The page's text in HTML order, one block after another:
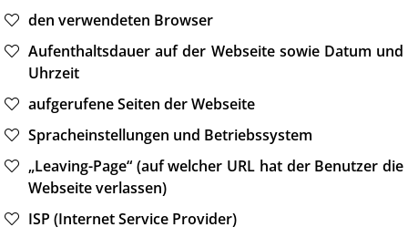
den verwendeten Browser
Aufenthaltsdauer auf der Webseite sowie Datum und
Uhrzeit
aufgerufene Seiten der Webseite
Spracheinstellungen und Betriebssystem
„Leaving-Page“ (auf welcher URL hat der Benutzer die
Webseite verlassen)
ISP (Internet Service Provider)